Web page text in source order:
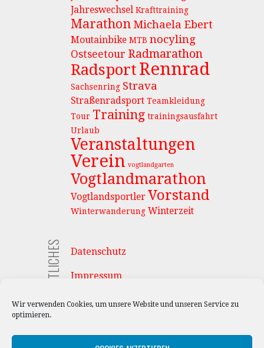
Wir verwenden Cookies, um unsere Website und unseren Service zu
optimieren.
Jahreswechsel Krafttraining
Marathon Michaela Ebert
Moutainbike MTB nocyling
Ostseetour Radmarathon
Radsport Rennrad
Sachsenring Strava
Straßenradsport Teamkleidung
Tour Training trainingsausfahrt
Urlaub
Veranstaltungen
Verein vogtlandgarten
Vogtlandmarathon
Vogtlandsportler Vorstand
Winterwanderung Winterzeit
RECHTLICHES Datenschutz
Impressum
Cookie Richtlinie